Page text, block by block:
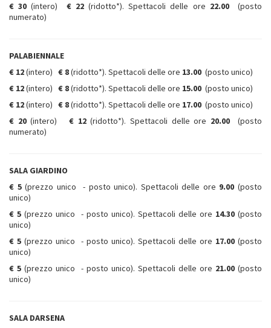
€ 30 (intero) € 22(ridotto*). Spettacoli delle ore 22.00(posto
numerato)
PALABIENNALE
€ 12(intero) € 8(ridotto*). Spettacoli delle ore 13.00 (posto unico)
€ 12(intero) € 8(ridotto*). Spettacoli delle ore 15.00 (posto unico)
€ 12(intero) € 8(ridotto*). Spettacoli delle ore 17.00 (posto unico)
€ 20(intero)€ 12(ridotto*). Spettacoli delle ore 20.00(posto
numerato)
SALA GIARDINO
€ 5(prezzo unico - posto unico). Spettacoli delle ore 9.00 (posto
unico)
€ 5 (prezzo unico - posto unico). Spettacoli delle ore 14.30 (posto
unico)
€ 5 (prezzo unico - posto unico). Spettacoli delle ore 17.00 (posto
unico)
€ 5 (prezzo unico - posto unico). Spettacoli delle ore 21.00 (posto
unico)
SALA DARSENA